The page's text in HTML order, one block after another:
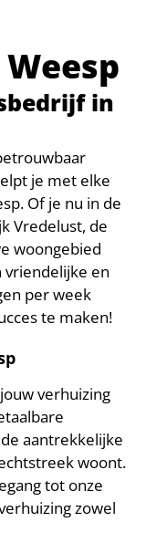
in
je met elke
Of je nu in de
Vredelust, de
woongebied
vriendelijke en
per week
te maken!
verhuizing
aantrekkelijke
woont.
tot onze
zowel